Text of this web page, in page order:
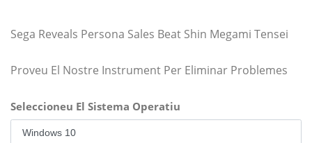
Sega Reveals Persona Sales Beat Shin Megami Tensei
Proveu El Nostre Instrument Per Eliminar Problemes
Seleccioneu El Sistema Operatiu